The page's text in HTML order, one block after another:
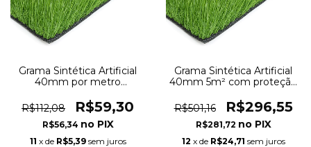
Grama Sintética Artificial
40mm por metro
UV e Anti-Fungo
R$112,08 R$59,30
R$56,34
11 x de R$5,39 sem juros
Grama Sintética Artificial
40mm 5m² com proteção
2,50m
R$501,16 R$296,55
R$281,72
12 x de R$24,71 sem juros